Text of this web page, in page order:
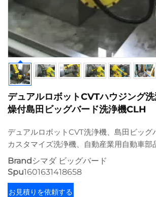
デュアルロボットCVTハウジング
燥付島田ビッグバード洗浄機CLH
デュアルロボットCVT洗浄機、島田ビッグ
カスタマイズ洗浄機、自動産業用自動車部
Brandシマダ ビッグバード
Spu1601631418658
お見積りを依頼する